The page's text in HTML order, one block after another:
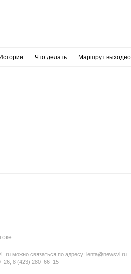
Истории Что делать Маршрут
можно связаться по адресу: lenta@newsvl.ru
8 (423) 280−66−15